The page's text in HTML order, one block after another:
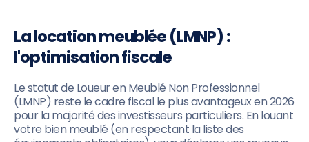
La location meublée (LMNP) :
l'optimisation fiscale
Le statut de Loueur en Meublé Non Professionnel
(LMNP) reste le cadre fiscal le plus avantageux en 2026
pour la majorité des investisseurs particuliers. En louant
votre bien meublé (en respectant la liste des